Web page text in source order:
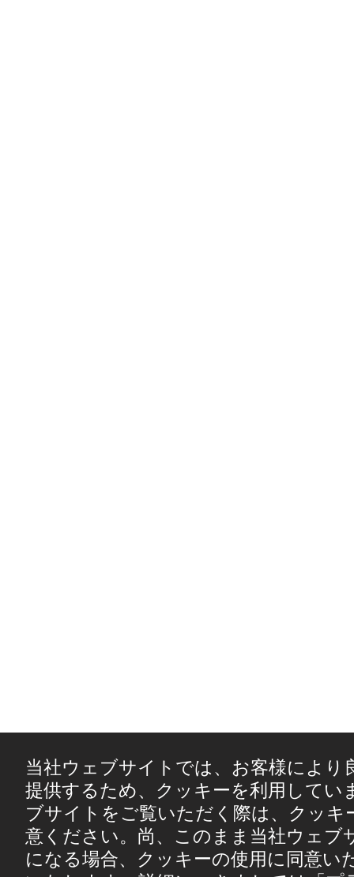
当社ウェブサイトでは、お客様により
提供するため、クッキーを利用してい
ブサイトをご覧いただく際は、クッキ
意ください。尚、このまま当社ウェブ
になる場合、クッキーの使用に同意い